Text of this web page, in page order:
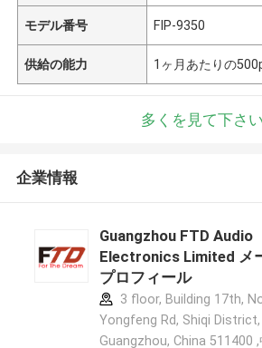
モデル番号 FIP-9350
供給の能力 1ヶ月あたりの
多くを見て下さい
企業情報
Guangzhou FTD Audio
Electronics Limited メ
プロフィール
3 floor, Building 17th,
Yongfeng Rd, Shiqi District,
Guangzhou, China 511400 ,